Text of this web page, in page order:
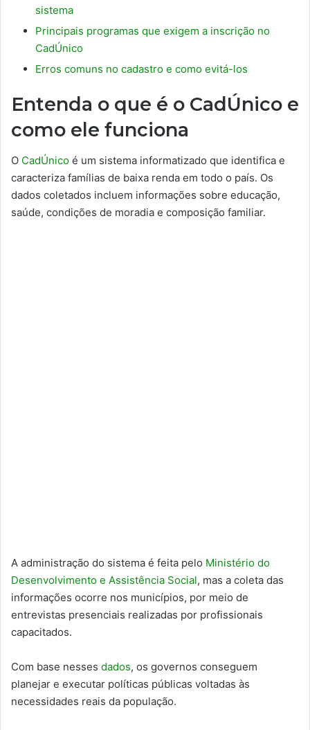
sistema
Principais programas que exigem a inscrição no
CadÚnico
Erros comuns no cadastro e como evitá-los
Entenda o que é o CadÚnico e
como ele funciona
O CadÚnico é um sistema informatizado que identifica e
caracteriza famílias de baixa renda em todo o país. Os
dados coletados incluem informações sobre educação,
saúde, condições de moradia e composição familiar.
A administração do sistema é feita pelo Ministério do
Desenvolvimento e Assistência Social, mas a coleta das
informações ocorre nos municípios, por meio de
entrevistas presenciais realizadas por profissionais
capacitados.
Com base nesses dados, os governos conseguem
planejar e executar políticas públicas voltadas às
necessidades reais da população.